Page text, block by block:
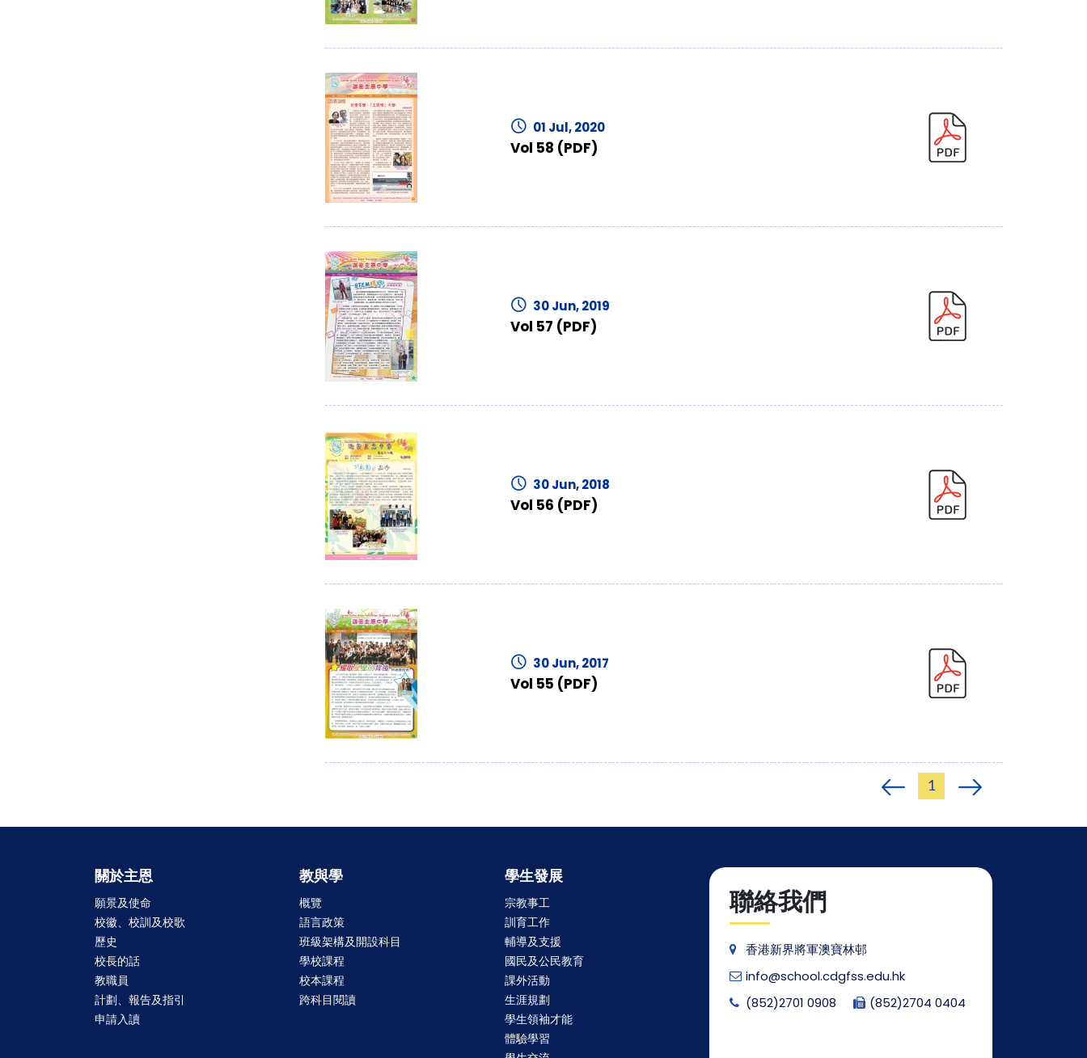
01 Jul, 2020
Vol 58 (PDF)
30 Jun, 2019
Vol 57 (PDF)
30 Jun, 2018
Vol 56 (PDF)
30 Jun, 2017
Vol 55 (PDF)
1
關於主恩
願景及使命
校徽、校訓及校歌
歷史
校長的話
教職員
計劃、報告及指引
申請入讀
教與學
概覽
語言政策
班級架構及開設科目
學校課程
校本課程
跨科目閱讀
學生發展
宗教事工
訓育工作
輔導及支援
國民及公民教育
課外活動
生涯規劃
學生領袖才能
體驗學習
聯絡我們
香港新界將軍澳寶林邨
info@school.cdgfss.edu.hk
(852)2701 0908
(852)2704 0404